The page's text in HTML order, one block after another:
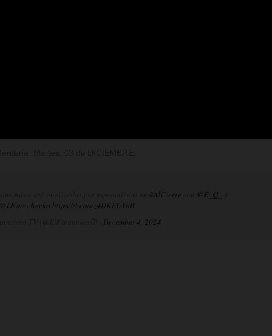
#AlCierre @E_Q_
@LKourchenko https://t.co/az4DKEUYbB
December 4, 2024